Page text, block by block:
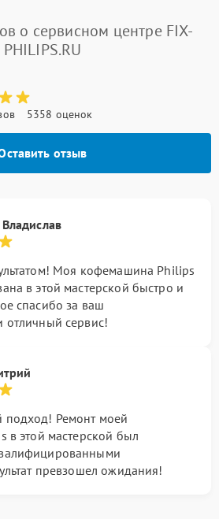
о сервисном центре FIX-
PHILIPS.RU
5358 оценок
отзыв
Моя кофемашина Philips
в этой мастерской быстро и
спасибо за ваш
отличный сервис!
Ремонт моей
этой мастерской был
превзошел ожидания!